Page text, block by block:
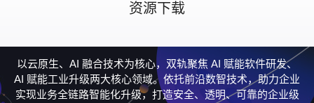
资源下载
以云原生、AI 融合技术为核心，双轨聚焦 AI 赋能软件研发、
AI 赋能工业升级两大核心领域。依托前沿数智技术，助力企业
实现业务全链路智能化升级，打造安全、透明、可靠的企业级